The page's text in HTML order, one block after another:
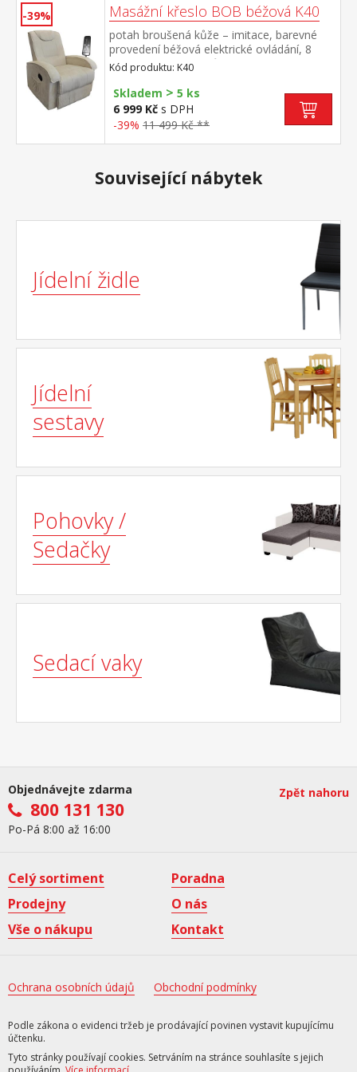
-39% Masážní křeslo BOB béžová K40
potah broušená kůže – imitace, barevné
provedení béžová elektrické ovládání, 8
masážních programů, 2 stupně intenzity
nastavení oblasti masáže (zádová nebo
bederní) automatické vypnutí po 15 nebo
30 minutách rozměr sedáku (š/h) 53 × 54
cm, výška sedu 46 cm výška opěradla 63
Kód produktu: K40
Skladem > 5 ks
6 999 Kč s DPH
-39% 11 499 Kč **
Související nábytek
Jídelní židle
Jídelní
sestavy
Pohovky /
Sedačky
Sedací vaky
Objednávejte zdarma
800 131 130
Po-Pá 8:00 až 16:00
Zpět nahoru
Celý sortiment
Poradna
Prodejny
O nás
Vše o nákupu
Kontakt
Ochrana osobních údajů Obchodní podmínky
Podle zákona o evidenci tržeb je prodávající povinen vystavit kupujícímu
účtenku.
Tyto stránky používají cookies. Setrváním na stránce souhlasíte s jejich